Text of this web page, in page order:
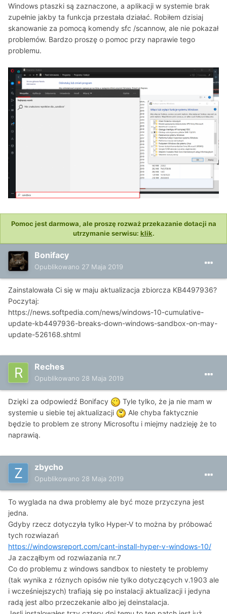
Windows ptaszki są zaznaczone, a aplikacji w systemie brak
zupełnie jakby ta funkcja przestała działać. Robiłem dzisiaj
skanowanie za pomocą komendy sfc /scannow, ale nie pokazał
problemów. Bardzo proszę o pomoc przy naprawie tego
problemu.
Pomoc jest darmowa, ale proszę rozważ przekazanie dotacji na
utrzymanie serwisu: klik.
Bonifacy
Opublikowano 27 Maja 2019
Zainstalowała Ci się w maju aktualizacja zbiorcza KB4497936?
Poczytaj:
https://news.softpedia.com/news/windows-10-cumulative-
update-kb4497936-breaks-down-windows-sandbox-on-may-
update-526168.shtml
Reches
Opublikowano 28 Maja 2019
Dzięki za odpowiedź Bonifacy
Tyle tylko, że ja nie mam w
systemie u siebie tej aktualizacji
Ale chyba faktycznie
będzie to problem ze strony Microsoftu i miejmy nadzieję że to
naprawią.
zbycho
Opublikowano 28 Maja 2019
To wyglada na dwa problemy ale być moze przyczyna jest
jedna.
Gdyby rzecz dotyczyła tylko Hyper-V to można by próbować
tych rozwiazań
https://windowsreport.com/cant-install-hyper-v-windows-10/
Ja zacząłbym od rozwiazania nr.7
Co do problemu z windows sandbox to niestety te problemy
(tak wynika z róznych opisów nie tylko dotyczących v.1903 ale
i wcześniejszych) trafiają się po instalacji aktualizacji i jedyna
radą jest albo przeczekanie albo jej deinstalacja.